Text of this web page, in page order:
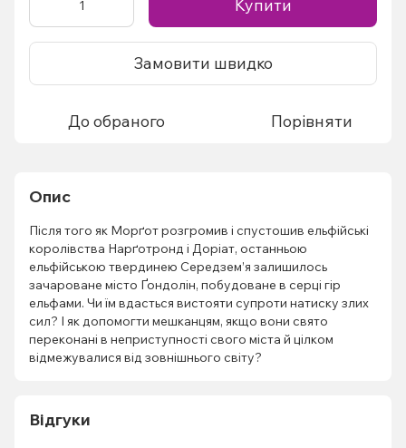
Купити
Замовити швидко
До обраного Порівняти
Опис
Після того як Морґот розгромив і спустошив ельфійські
королівства Нарґотронд і Доріат, останньою
ельфійською твердинею Середзем’я залишилось
зачароване місто Ґондолін, побудоване в серці гір
ельфами. Чи їм вдасться вистояти супроти натиску злих
сил? І як допомогти мешканцям, якщо вони свято
переконані в неприступності свого міста й цілком
відмежувалися від зовнішнього світу?
Відгуки